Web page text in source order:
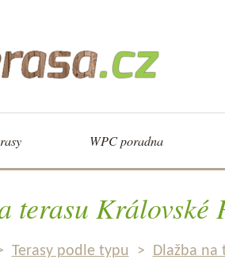
WPC poradna
terasu Královské
Terasy podle typu >
Dlažba na